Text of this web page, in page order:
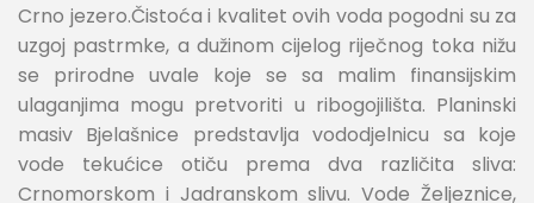
Crno jezero.Čistoća i kvalitet ovih voda pogodni su za
uzgoj pastrmke, a dužinom cijelog riječnog toka nižu
se prirodne uvale koje se sa malim finansijskim
ulaganjima mogu pretvoriti u ribogojilišta. Planinski
masiv Bjelašnice predstavlja vododjelnicu sa koje
vode tekućice otiču prema dva različita sliva:
Crnomorskom i Jadranskom slivu. Vode Željeznice,